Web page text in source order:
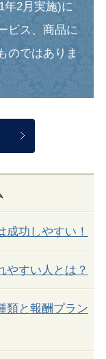
年2月実施)に
ビス、商品に
のではありま
功しやすい！
やすい人とは？
類と報酬プラン